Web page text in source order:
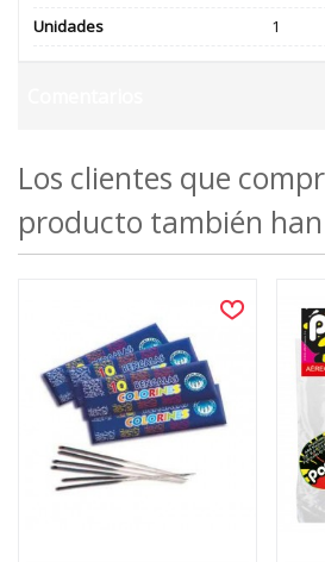
Unidades
1
Los clientes que
producto también